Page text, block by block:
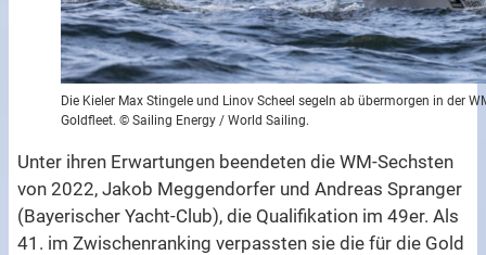
Die Kieler Max Stingele und Linov Scheel segeln ab übermorgen in der
Goldfleet. © Sailing Energy / World Sailing.
Unter ihren Erwartungen beendeten die WM-Sechsten
von 2022, Jakob Meggendorfer und Andreas Spranger
(Bayerischer Yacht-Club), die Qualifikation im 49er. Als
41. im Zwischenranking verpassten sie die für die Gold